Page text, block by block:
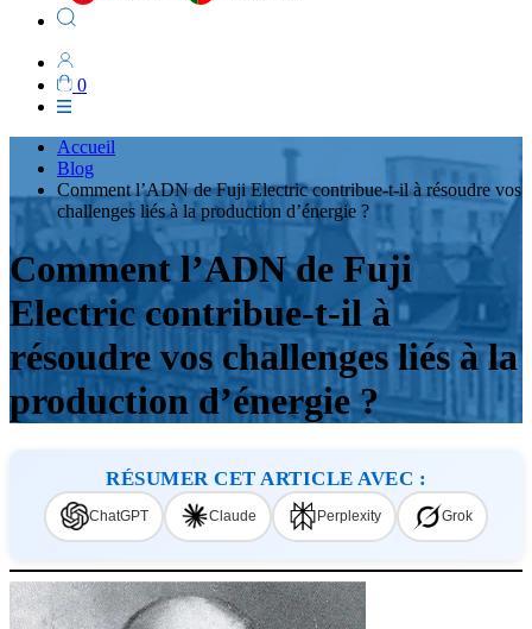
0
Accueil
Blog
Comment l’ADN de Fuji Electric contribue-t-il à résoudre vos
challenges liés à la production d’énergie ?
Comment l’ADN de Fuji
Electric contribue-t-il à
résoudre vos challenges liés à la
production d’énergie ?
RÉSUMER CET ARTICLE AVEC :
ChatGPT Claude Perplexity Grok